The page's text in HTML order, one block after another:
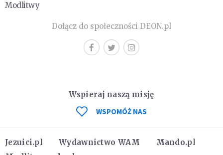
Modlitwy
Dołącz do społeczności DEON.pl
Jezuici.pl Wydawnictwo WAM
Mando.pl
Wspieraj naszą misję
WSPOMÓŻ NAS